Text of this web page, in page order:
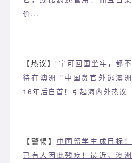
价...
【热议】“宁可回国坐牢，都不
待在澳洲 ”中国贪官外逃澳洲
16年后自首！引起海内外热议
【警惕】 中国留学生成目标！
已有人因此残疾！最近，澳洲